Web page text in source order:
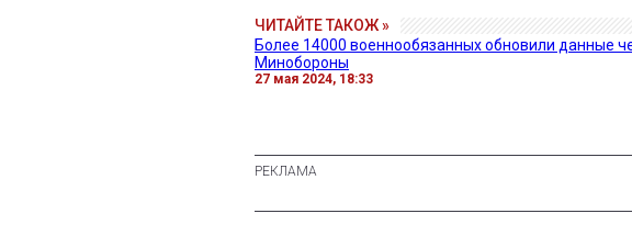
ЧИТАЙТЕ ТАКОЖ »
Более 14000 военнообязанных обновили данные
Минобороны
27 мая 2024, 18:33